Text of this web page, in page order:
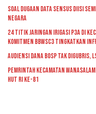
Soal Dugaan Data Sensus Diisi
Negara
24 Titik Jaringan Irigasi P3A di
Komitmen BBWSC3 Tingkatkan
Audiensi Dana BOSP Tak Digubris,
Pemrintah kecamatan
HUT RI ke-81